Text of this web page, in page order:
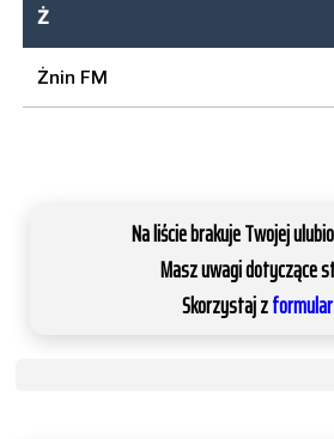
Ż
Żnin FM
Na liście brakuje Twojej
Masz uwagi dotyczące
Skorzystaj z